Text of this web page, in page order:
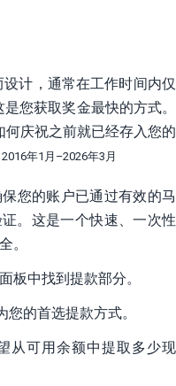
计，通常在工作时间内仅
您获取奖金最快的方式。
庆祝之前就已经存入您的
年1月–2026年3月
保您的账户已通过有效的马
。这是一个快速、一次性
。
板中找到提款部分。
您的首选提款方式。
从可用余额中提取多少现